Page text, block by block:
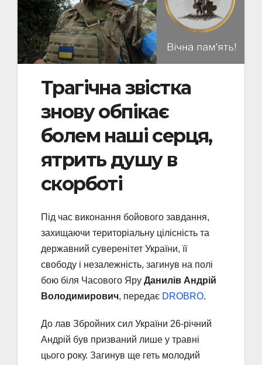
Трагічна звістка
знову обпікає
болем наші серця,
ятрить душу в
скорботі
Під час виконання бойового завдання,
захищаючи територіальну цілісність та
державний суверенітет України, її
свободу і незалежність, загинув на полі
бою біля Часового Яру Данилів Андрій
Володимирович, передає DROBRO.
До лав Збройних сил України 26-річний
Андрій був призваний лише у травні
цього року. Загинув ще геть молодий